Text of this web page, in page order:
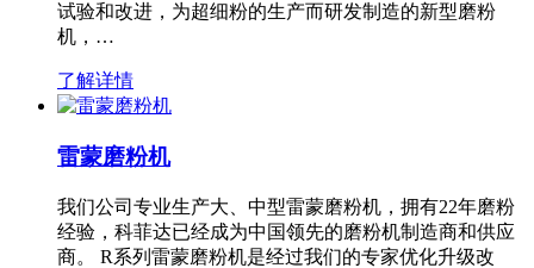
试验和改进，为超细粉的生产而研发制造的新型磨粉
机，…
了解详情
雷蒙磨粉机
我们公司专业生产大、中型雷蒙磨粉机，拥有22年磨粉
经验，科菲达已经成为中国领先的磨粉机制造商和供应
商。 R系列雷蒙磨粉机是经过我们的专家优化升级改